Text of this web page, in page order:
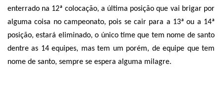
enterrado na 12ª colocação, a última posição que vai brigar por
alguma coisa no campeonato, pois se cair para a 13ª ou a 14ª
posição, estará eliminado, o único time que tem nome de santo
dentre as 14 equipes, mas tem um porém, de equipe que tem
nome de santo, sempre se espera alguma milagre.